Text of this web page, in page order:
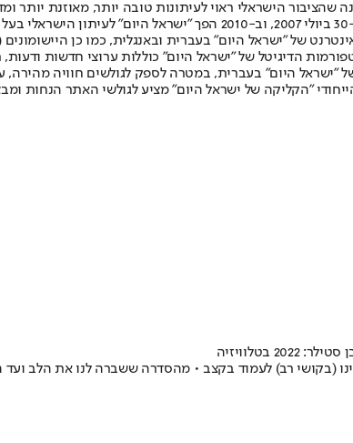
הישראלי ראוי לעיתונות טובה יותר, מאוזנת יותר
תשלום. המהדורה המודפסת הראשונה פורסמה ב-30 ביולי
הדיגיטל של "ישראל היום" כוללות ערוצי חדשות
של "ישראל היום" בעברית, במטרה לספק לגולשים חוויה
"הקליקה של ישראל היום" מציע לגולשי האתר הנחות
בטלוויזיה
(בקושי רב) לעמוד בקצב • מהסדרה ששברה לנו את הלב